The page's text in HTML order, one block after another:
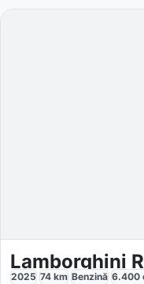
Lamborghini
2025 74 km Benzină 6.400